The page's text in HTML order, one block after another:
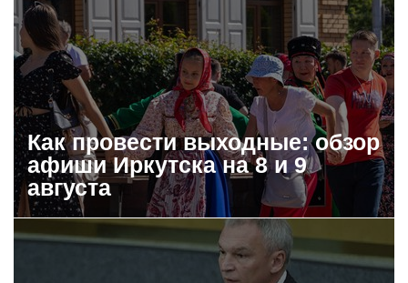
Как провести выходные: обзор
афиши Иркутска на 8 и 9
августа